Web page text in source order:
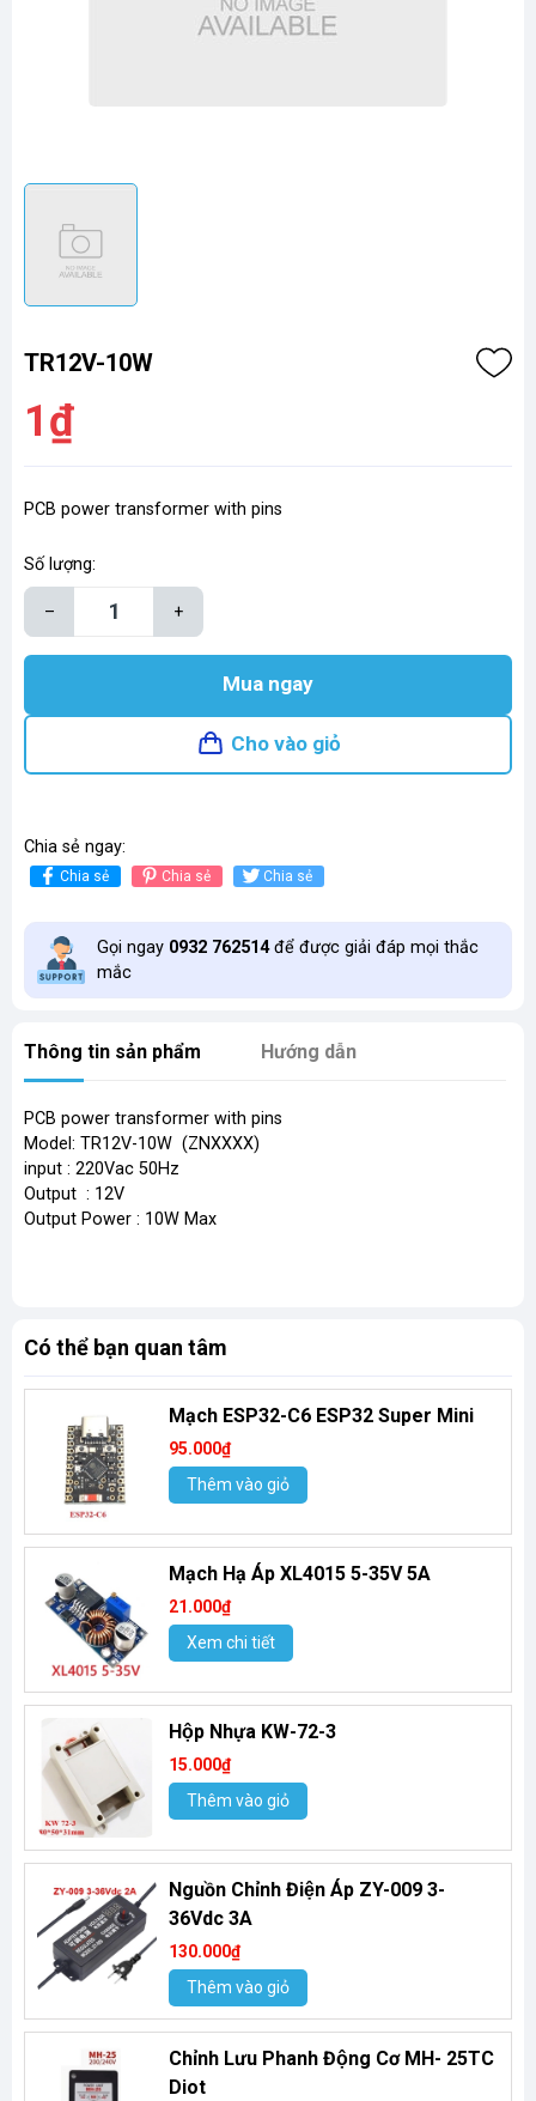
TR12V-10W
1₫
PCB power transformer with pins
Số lượng:
– +
Mua ngay
Cho vào giỏ
Chia sẻ ngay:
Chia sẻ Chia sẻ Chia sẻ
Gọi ngay 0932 762514để được giải đáp mọi thắc
mắc
Thông tin sản phẩm Hướng dẫn
PCB power transformer with pins
Model: TR12V-10W (ZNXXXX)
input : 220Vac 50Hz
Output : 12V
Output Power : 10W Max
Có thể bạn quan tâm
Mạch ESP32-C6 ESP32 Super Mini
95.000₫
Thêm vào giỏ
Mạch Hạ Áp XL4015 5-35V 5A
21.000₫
Xem chi tiết
Hộp Nhựa KW-72-3
15.000₫
Thêm vào giỏ
Nguồn Chỉnh Điện Áp ZY-009 3-
36Vdc 3A
130.000₫
Thêm vào giỏ
Chỉnh Lưu Phanh Động Cơ MH- 25TC
Diot